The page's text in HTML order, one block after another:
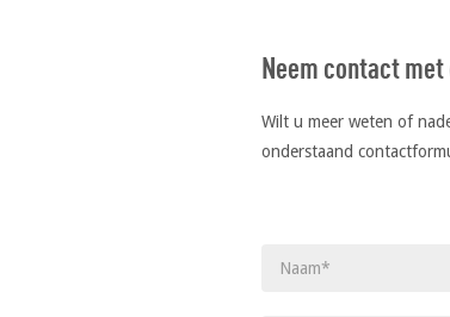
Neem contact met
Wilt u meer weten of
onderstaand